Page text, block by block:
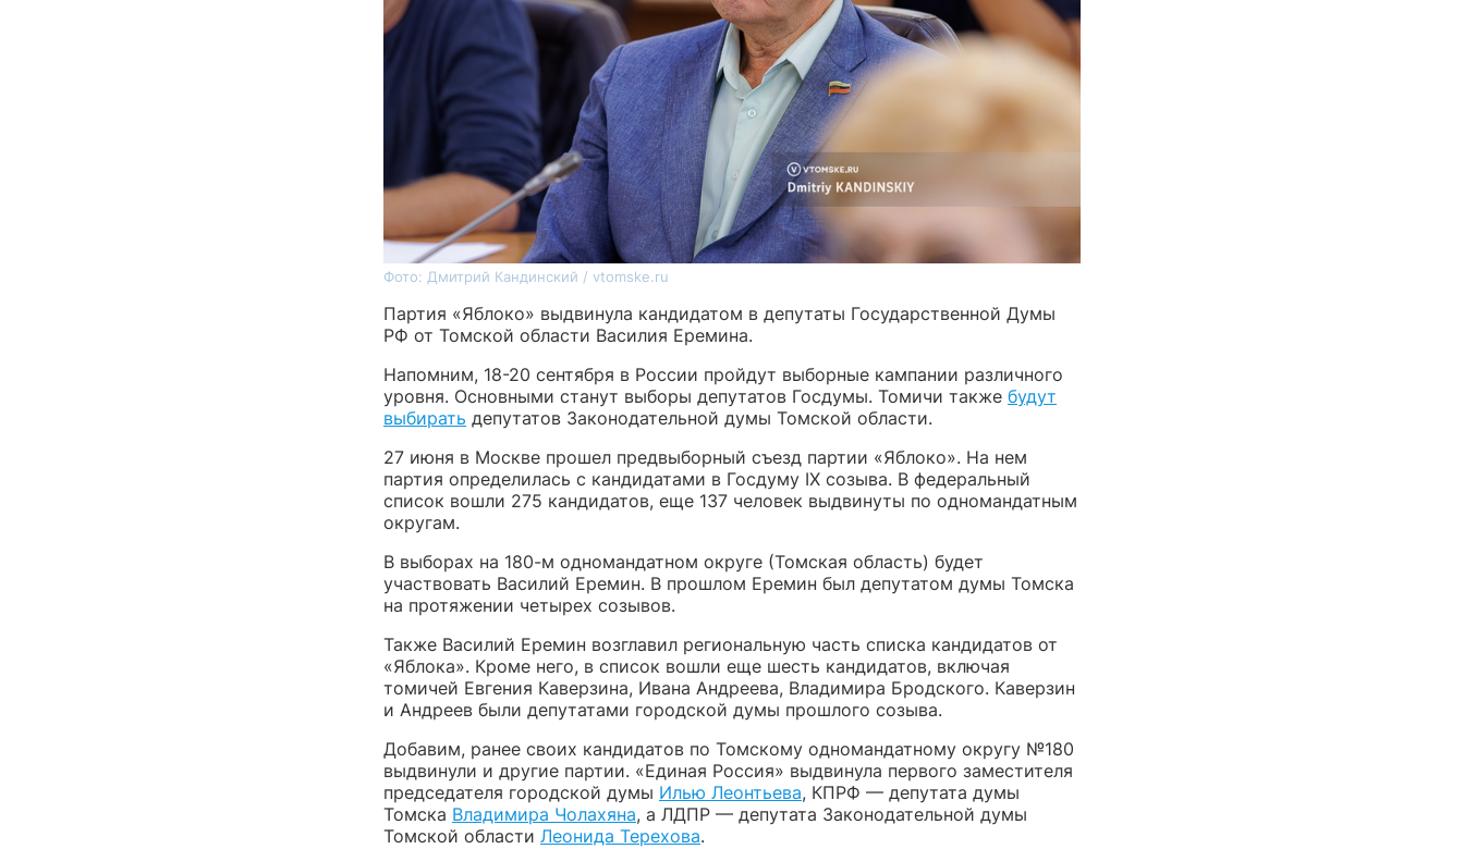
Фото: Дмитрий Кандинский / vtomske.ru
Партия «Яблоко» выдвинула кандидатом в депутаты Государственной Думы
РФ от Томской области Василия Еремина.
Напомним, 18-20 сентября в России пройдут выборные кампании различного
уровня. Основными станут выборы депутатов Госдумы. Томичи также будут
выбирать депутатов Законодательной думы Томской области.
27 июня в Москве прошел предвыборный съезд партии «Яблоко». На нем
партия определилась с кандидатами в Госдуму IX созыва. В федеральный
список вошли 275 кандидатов, еще 137 человек выдвинуты по одномандатным
округам.
В выборах на 180-м одномандатном округе (Томская область) будет
участвовать Василий Еремин. В прошлом Еремин был депутатом думы Томска
на протяжении четырех созывов.
Также Василий Еремин возглавил региональную часть списка кандидатов от
«Яблока». Кроме него, в список вошли еще шесть кандидатов, включая
томичей Евгения Каверзина, Ивана Андреева, Владимира Бродского. Каверзин
и Андреев были депутатами городской думы прошлого созыва.
Добавим, ранее своих кандидатов по Томскому одномандатному округу №180
выдвинули и другие партии. «Единая Россия» выдвинула первого заместителя
председателя городской думы Илью Леонтьева, КПРФ — депутата думы
Томска Владимира Чолахяна, а ЛДПР — депутата Законодательной думы
Томской области Леонида Терехова.